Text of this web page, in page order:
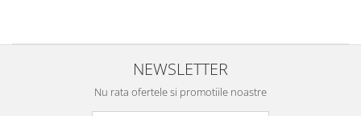
NEWSLETTER
Nu rata ofertele si promotiile noastre